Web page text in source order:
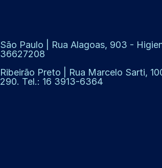
São Paulo | Rua Alagoas, 903 -
36627208
Ribeirão Preto | Rua Marcelo Sarti,
290. Tel.: 16 3913-6364